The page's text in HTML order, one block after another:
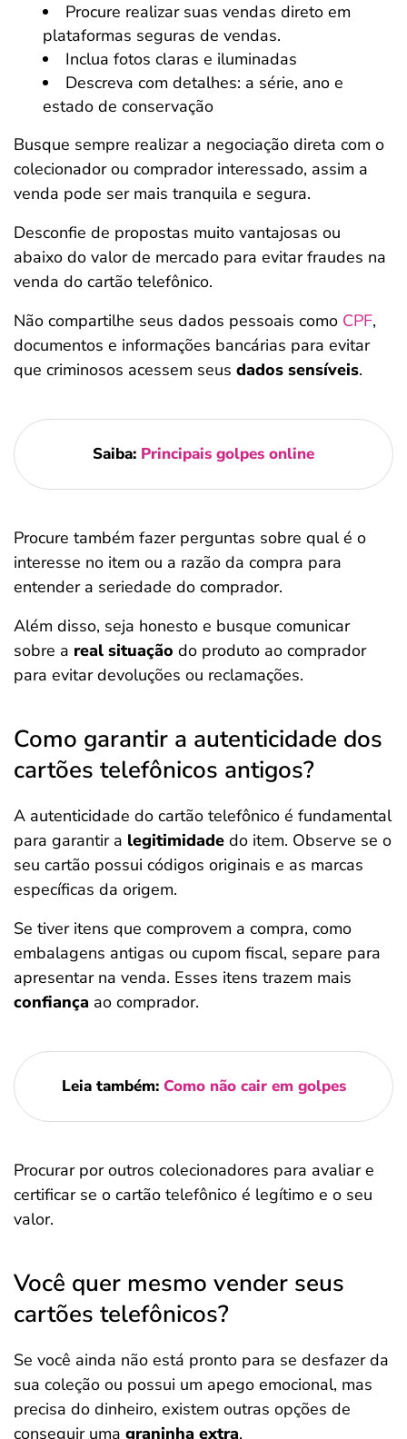
Procure realizar suas vendas direto em
plataformas seguras de vendas.
Inclua fotos claras e iluminadas
Descreva com detalhes: a série, ano e
estado de conservação
Busque sempre realizar a negociação direta com o
colecionador ou comprador interessado, assim a
venda pode ser mais tranquila e segura.
Desconfie de propostas muito vantajosas ou
abaixo do valor de mercado para evitar fraudes na
venda do cartão telefônico.
Não compartilhe seus dados pessoais como CPF,
documentos e informações bancárias para evitar
que criminosos acessem seus dados sensíveis.
Saiba: Principais golpes online
Procure também fazer perguntas sobre qual é o
interesse no item ou a razão da compra para
entender a seriedade do comprador.
Além disso, seja honesto e busque comunicar
sobre a real situação do produto ao comprador
para evitar devoluções ou reclamações.
Como garantir a autenticidade dos
cartões telefônicos antigos?
A autenticidade do cartão telefônico é fundamental
para garantir a legitimidade do item. Observe se o
seu cartão possui códigos originais e as marcas
específicas da origem.
Se tiver itens que comprovem a compra, como
embalagens antigas ou cupom fiscal, separe para
apresentar na venda. Esses itens trazem mais
confiança ao comprador.
Leia também: Como não cair em golpes
Procurar por outros colecionadores para avaliar e
certificar se o cartão telefônico é legítimo e o seu
valor.
Você quer mesmo vender seus
cartões telefônicos?
Se você ainda não está pronto para se desfazer da
sua coleção ou possui um apego emocional, mas
precisa do dinheiro, existem outras opções de
conseguir uma graninha extra.